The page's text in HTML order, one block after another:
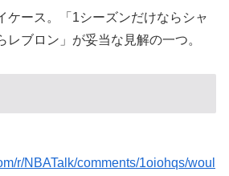
ケース。「1シーズンだけならシャ
レブロン」が妥当な見解の一つ。
r/NBATalk/comments/1oiohqs/woul